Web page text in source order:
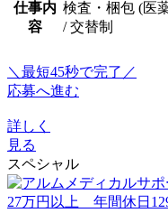
仕事内
容
検査・梱包 (医
/ 交替制
＼最短45秒で完了／
応募へ進む
詳しく
見る
スペシャル